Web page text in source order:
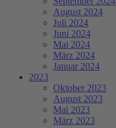
August 2024
Juli 2024
Juni 2024
Mai 2024
März 2024
Januar 2024
2023
Oktober 2023
August 2023
Mai 2023
März 2023